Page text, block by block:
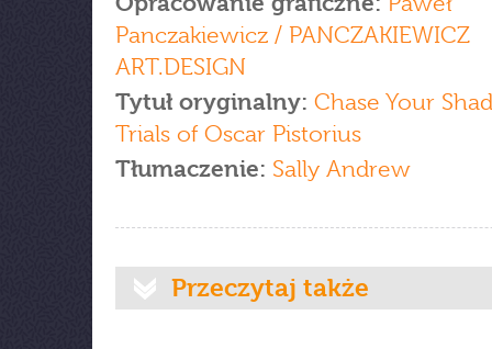
Panczakiewicz / PANCZAKIEWICZ
ART.DESIGN
Tytuł oryginalny: Chase Your
Trials of Oscar Pistorius
Tłumaczenie: Sally Andrew
Przeczytaj także